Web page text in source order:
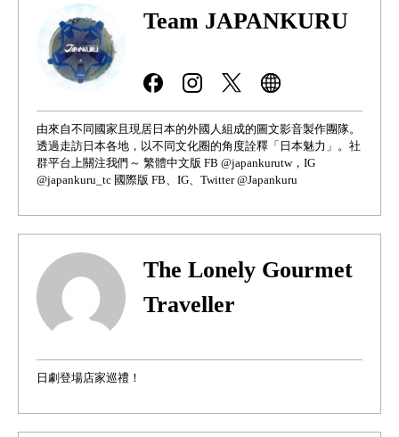
Team JAPANKURU
由來自不同國家且現居日本的外國人組成的圖文影音製作團隊。
透過走訪日本各地，以不同文化圈的角度詮釋「日本魅力」。社
群平台上關注我們～ 繁體中文版 FB @japankurutw，IG
@japankuru_tc 國際版 FB、IG、Twitter @Japankuru
The Lonely Gourmet
Traveller
日劇登場店家巡禮！